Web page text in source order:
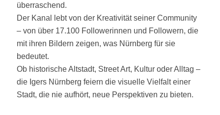
überraschend.
Der Kanal lebt von der Kreativität seiner Community
– von über 17.100 Followerinnen und Followern, die
mit ihren Bildern zeigen, was Nürnberg für sie
bedeutet.
Ob historische Altstadt, Street Art, Kultur oder Alltag –
die Igers Nürnberg feiern die visuelle Vielfalt einer
Stadt, die nie aufhört, neue Perspektiven zu bieten.